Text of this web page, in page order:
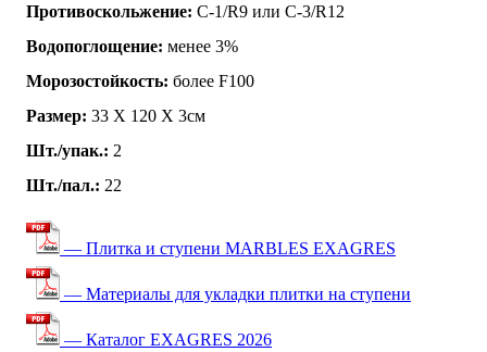
Противоскольжение: C-1/R9 или C-3/R12
Водопоглощение: менее 3%
Морозостойкость: более F100
Размер: 33 Х 120 Х 3см
Шт./упак.: 2
Шт./пал.: 22
— Плитка и ступени MARBLES EXAGRES
— Материалы для укладки плитки на ступени
— Каталог EXAGRES 2026